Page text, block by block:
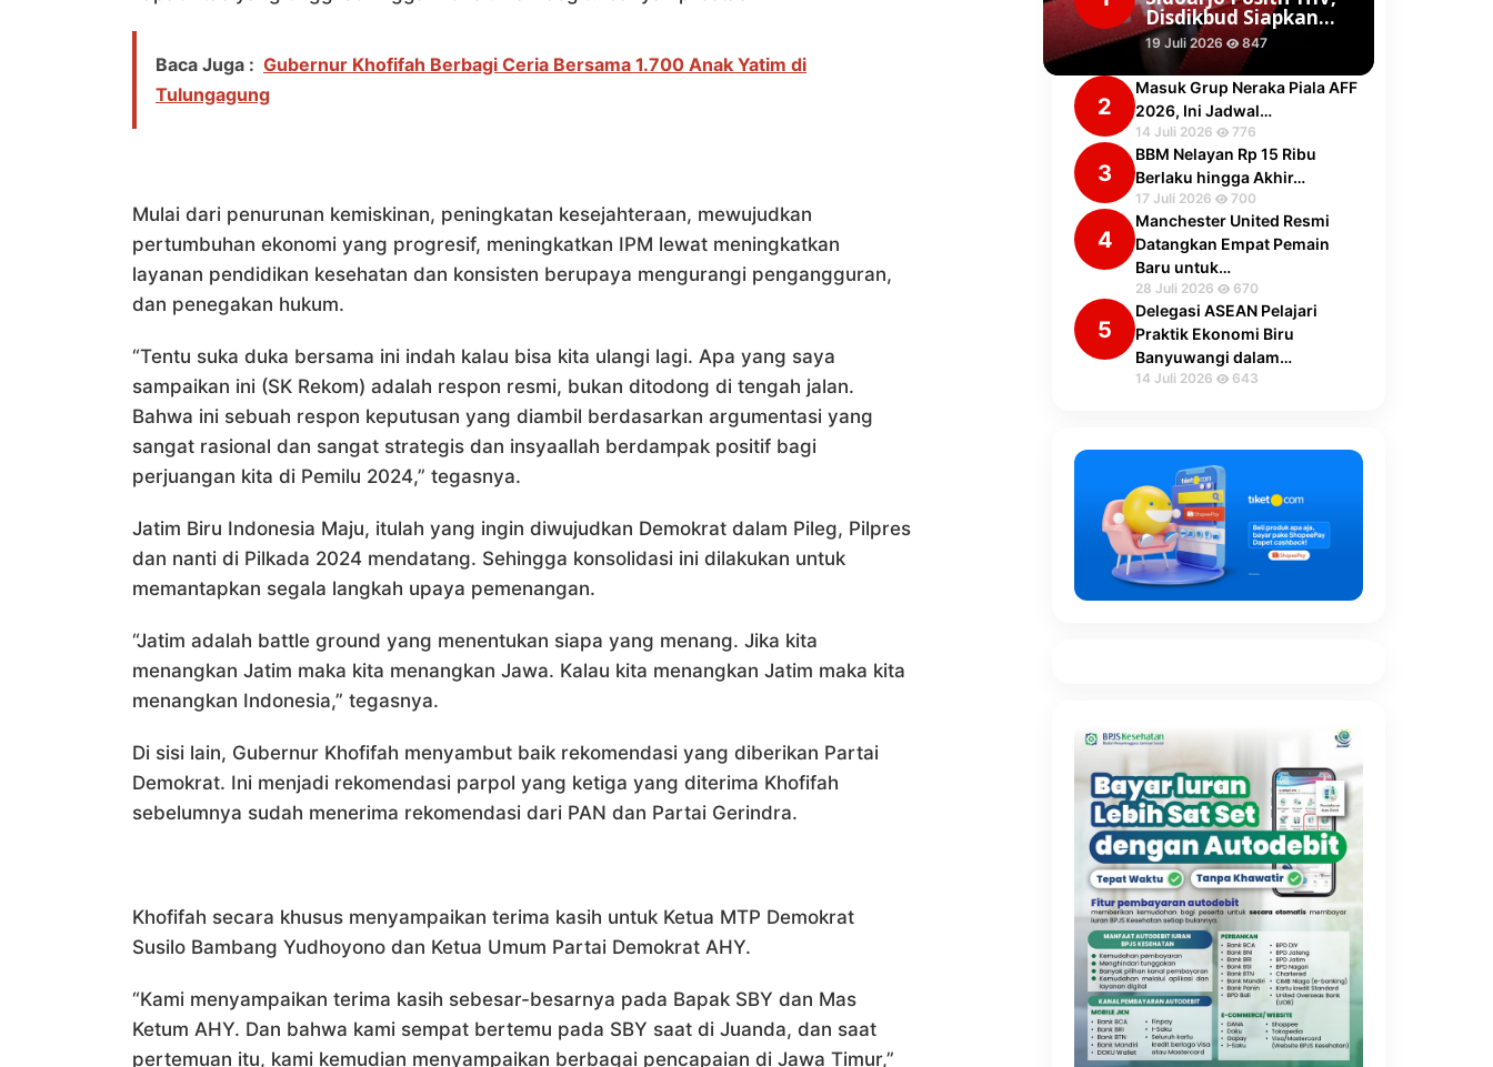
Baca Juga : Gubernur Khofifah Berbagi Ceria Bersama 1.700 Anak Yatim di
Tulungagung
Mulai dari penurunan kemiskinan, peningkatan kesejahteraan, mewujudkan
pertumbuhan ekonomi yang progresif, meningkatkan IPM lewat meningkatkan
layanan pendidikan kesehatan dan konsisten berupaya mengurangi pengangguran,
dan penegakan hukum.
“Tentu suka duka bersama ini indah kalau bisa kita ulangi lagi. Apa yang saya
sampaikan ini (SK Rekom) adalah respon resmi, bukan ditodong di tengah jalan.
Bahwa ini sebuah respon keputusan yang diambil berdasarkan argumentasi yang
sangat rasional dan sangat strategis dan insyaallah berdampak positif bagi
perjuangan kita di Pemilu 2024,” tegasnya.
Jatim Biru Indonesia Maju, itulah yang ingin diwujudkan Demokrat dalam Pileg, Pilpres
dan nanti di Pilkada 2024 mendatang. Sehingga konsolidasi ini dilakukan untuk
memantapkan segala langkah upaya pemenangan.
“Jatim adalah battle ground yang menentukan siapa yang menang. Jika kita
menangkan Jatim maka kita menangkan Jawa. Kalau kita menangkan Jatim maka kita
menangkan Indonesia,” tegasnya.
Di sisi lain, Gubernur Khofifah menyambut baik rekomendasi yang diberikan Partai
Demokrat. Ini menjadi rekomendasi parpol yang ketiga yang diterima Khofifah
sebelumnya sudah menerima rekomendasi dari PAN dan Partai Gerindra.
Khofifah secara khusus menyampaikan terima kasih untuk Ketua MTP Demokrat
Susilo Bambang Yudhoyono dan Ketua Umum Partai Demokrat AHY.
“Kami menyampaikan terima kasih sebesar-besarnya pada Bapak SBY dan Mas
Ketum AHY. Dan bahwa kami sempat bertemu pada SBY saat di Juanda, dan saat
pertemuan itu, kami kemudian menyampaikan berbagai pencapaian di Jawa Timur,”
Disdikbud Siapkan…
19 Juli 2026 847
2
Masuk Grup Neraka Piala AFF
2026, Ini Jadwal…
14 Juli 2026 776
3
BBM Nelayan Rp 15 Ribu
Berlaku hingga Akhir…
17 Juli 2026 700
4
Manchester United Resmi
Datangkan Empat Pemain
Baru untuk…
28 Juli 2026 670
5
Delegasi ASEAN Pelajari
Praktik Ekonomi Biru
Banyuwangi dalam…
14 Juli 2026 643